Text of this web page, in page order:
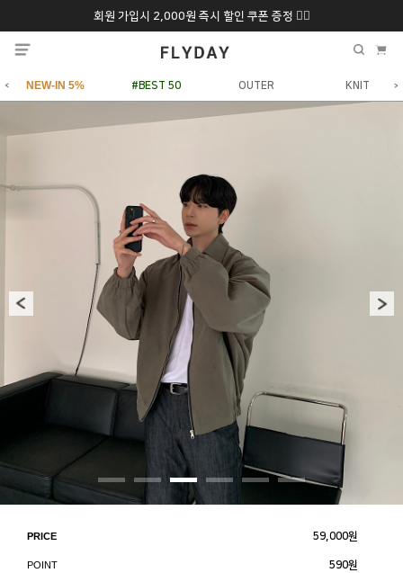
회원 가입시 2,000원 즉시 할인 쿠폰 증정 ❤️‍🔥
추석 특별 할인 10~20% 9/6 화 ~ 9/12월
NEW-IN 5% #BEST 50 OUTER KNIT
PRICE 59,000원
POINT 590원